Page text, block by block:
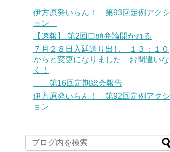
伊方原発いらん！ 第93回定例アクシ
ョン
【速報】 第2回口頭弁論開かれる
７月２８日入廷送り出し １３：１０
からと変更になりました お間違いな
く！
第16回定期総会報告
伊方原発いらん！ 第92回定例アクシ
ョン